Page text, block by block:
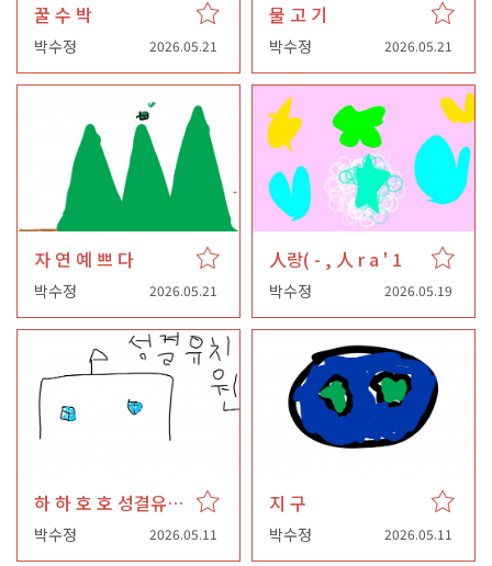
꿀 수 박
박수정 2026.05.21
물 고 기
박수정 2026.05.21
자 연 예 쁘 다
박수정 2026.05.21
人랑( - , 人 r a ' 1
박수정 2026.05.19
하 하 호 호 성결유치원
박수정 2026.05.11
지 구
박수정 2026.05.11